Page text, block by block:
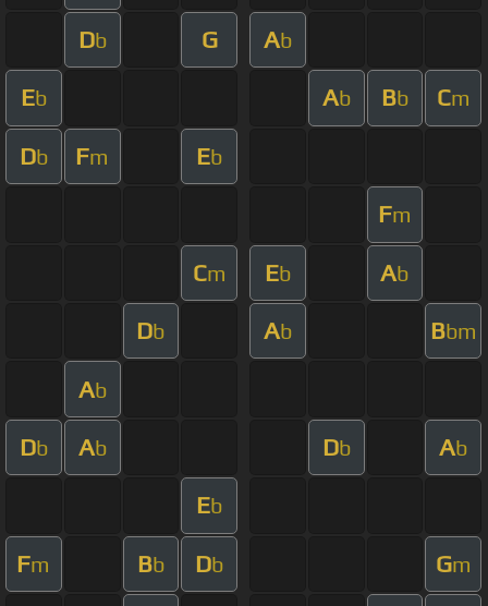
Db G Ab
Eb Ab Bb Cm
Db Fm Eb
Fm
Cm Eb Ab
Db Ab Bbm
Ab
Db Ab Db Ab
Eb
Fm Bb Db Gm